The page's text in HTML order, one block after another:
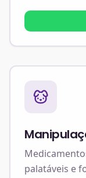
palatáveis e